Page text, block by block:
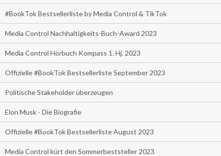
#BookTok Bestsellerliste by Media Control & TikTok
Media Control Nachhaltigkeits-Buch-Award 2023
Media Control Hörbuch Kompass 1. Hj. 2023
Offizielle #BookTok Bestsellerliste September 2023
Politische Stakeholder überzeugen
Elon Musk - Die Biografie
Offizielle #BookTok Bestsellerliste August 2023
Media Control kürt den Sommerbeststeller 2023